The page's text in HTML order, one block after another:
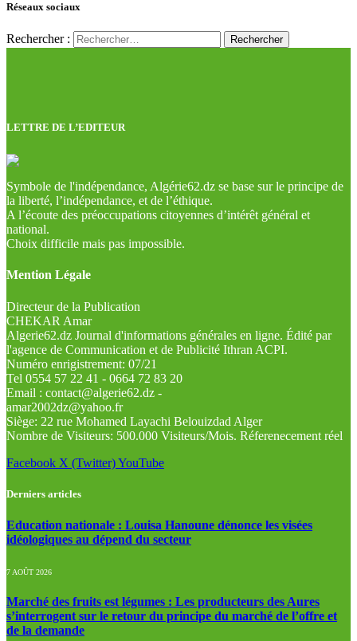
Réseaux sociaux
Rechercher :
LETTRE DE L’EDITEUR
Symbole de l'indépendance, Algérie62.dz se base sur le principe de
la liberté, l’indépendance, et de l’éthique.
A l’écoute des préoccupations citoyennes d’intérêt général et
national.
Choix difficile mais pas impossible.
Mention Légale
Directeur de la Publication
CHEKAR Amar
Algerie62.dz Journal d'informations générales en ligne. Édité par
l'agence de Communication et de Publicité Ithran ACPI.
Numéro enrigistrement: 07/21
Tel 0554 57 22 41 - 0664 72 83 20
Email : contact@algerie62.dz -
amar2002dz@yahoo.fr
Siège: 22 rue Mohamed Layachi Belouizdad Alger
Nombre de Visiteurs: 500.000 Visiteurs/Mois. Réferenecement réel
Facebook X (Twitter)YouTube
Derniers articles
Education nationale : Louisa Hanoune dénonce les visées
idéologiques au dépend du secteur
7 AOÛT 2026
Marché des fruits est légumes : Les producteurs des Aures
s’interrogent sur le retour du principe du marché de l’offre et
de la demande